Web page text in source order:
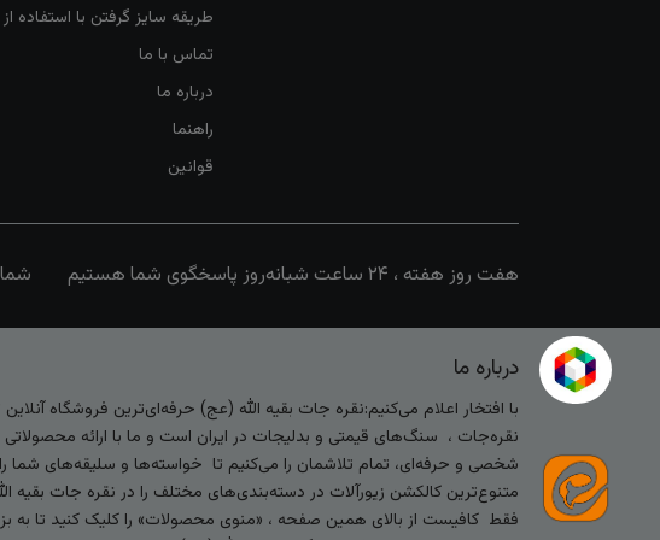
طریقه سایز گرفتن با استفاده
تماس با ما
درباره ما
راهنما
قوانین
هفت روز هفته ، ۲۴ ساعت شبانه‌روز پاسخگوی شما هستیم
درباره ما
با افتخار اعلام می‌کنیم:نقره جات بقیه الله (عج) حرفه‌ای‌ترین فروشگاه
نقره‌جات ، سنگ‌های قیمتی و بدلیجات در ایران است و ما با ارائه
شخصی و حرفه‌ای، تمام تلاشمان را می‌کنیم تا خواسته‌ها و سلیقه‌های شما را
متنوع‌ترین کالکشن زیورآلات در دسته‌بندی‌های مختلف را در نقره جات بقیه
فقط کافیست از بالای همین صفحه ، «منوی محصولات» را کلیک کنید تا به